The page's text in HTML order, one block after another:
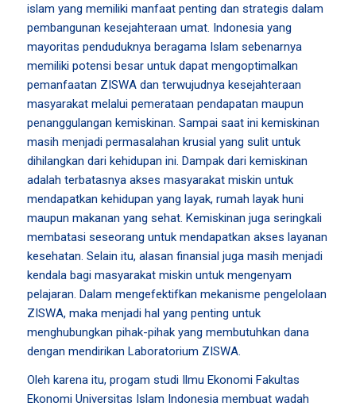
islam yang memiliki manfaat penting dan strategis dalam
pembangunan kesejahteraan umat. Indonesia yang
mayoritas penduduknya beragama Islam sebenarnya
memiliki potensi besar untuk dapat mengoptimalkan
pemanfaatan ZISWA dan terwujudnya kesejahteraan
masyarakat melalui pemerataan pendapatan maupun
penanggulangan kemiskinan. Sampai saat ini kemiskinan
masih menjadi permasalahan krusial yang sulit untuk
dihilangkan dari kehidupan ini. Dampak dari kemiskinan
adalah terbatasnya akses masyarakat miskin untuk
mendapatkan kehidupan yang layak, rumah layak huni
maupun makanan yang sehat. Kemiskinan juga seringkali
membatasi seseorang untuk mendapatkan akses layanan
kesehatan. Selain itu, alasan finansial juga masih menjadi
kendala bagi masyarakat miskin untuk mengenyam
pelajaran. Dalam mengefektifkan mekanisme pengelolaan
ZISWA, maka menjadi hal yang penting untuk
menghubungkan pihak-pihak yang membutuhkan dana
dengan mendirikan Laboratorium ZISWA.
Oleh karena itu, progam studi Ilmu Ekonomi Fakultas
Ekonomi Universitas Islam Indonesia membuat wadah